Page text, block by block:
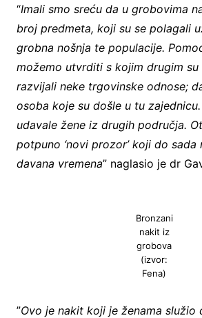
“Imali smo sreću da u grobovima
broj predmeta, koji su se polagali
grobna nošnja te populacije.
možemo utvrditi s kojim drugim su
razvijali neke trgovinske odnose;
osoba koje su došle u tu
udavale žene iz drugih područja.
potpuno ‘novi prozor’ koji do sada
davana vremena” naglasio je dr
Bronzani
nakit iz
grobova
(izvor:
Fena)
”Ovo je nakit koji je ženama služio